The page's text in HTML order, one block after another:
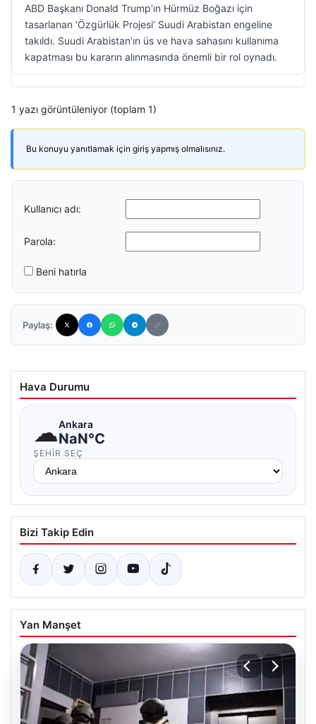
ABD Başkanı Donald Trump’ın Hürmüz Boğazı için
tasarlanan ‘Özgürlük Projesi’ Suudi Arabistan engeline
takıldı. Suudi Arabistan’ın üs ve hava sahasını kullanıma
kapatması bu kararın alınmasında önemli bir rol oynadı.
1 yazı görüntüleniyor (toplam 1)
Bu konuyu yanıtlamak için giriş yapmış olmalısınız.
Kullanıcı adı:
Parola:
Beni hatırla
Paylaş:
Hava Durumu
☁Ankara
NaN°C
ŞEHIR SEÇ
Bizi Takip Edin
Yan Manşet